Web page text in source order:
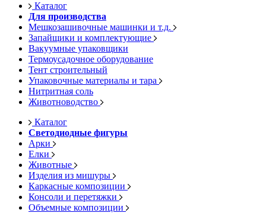
Каталог
Для производства
Мешкозашивочные машинки и т.д.
Запайщики и комплектующие
Вакуумные упаковщики
Термоусадочное оборудование
Тент строительный
Упаковочные материалы и тара
Нитритная соль
Животноводство
Каталог
Светодиодные фигуры
Арки
Елки
Животные
Изделия из мишуры
Каркасные композиции
Консоли и перетяжки
Объемные композиции